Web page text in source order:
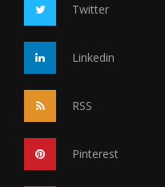
Twitter
Linkedin
RSS
Pinterest